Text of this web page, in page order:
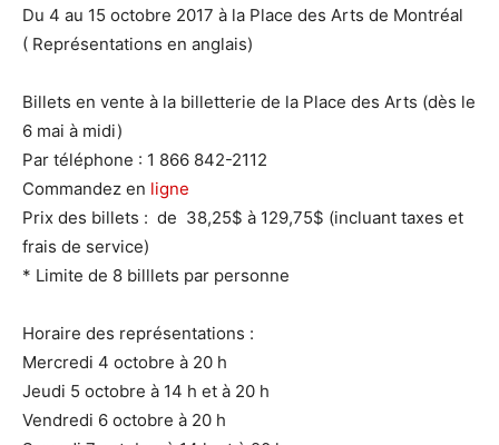
Du 4 au 15 octobre 2017 à la Place des Arts de Montréal
( Représentations en anglais)
Billets en vente à la billetterie de la Place des Arts (dès le
6 mai à midi)
Par téléphone : 1 866 842-2112
Commandez en ligne
Prix des billets : de 38,25$ à 129,75$ (incluant taxes et
frais de service)
* Limite de 8 billlets par personne
Horaire des représentations :
Mercredi 4 octobre à 20 h
Jeudi 5 octobre à 14 h et à 20 h
Vendredi 6 octobre à 20 h